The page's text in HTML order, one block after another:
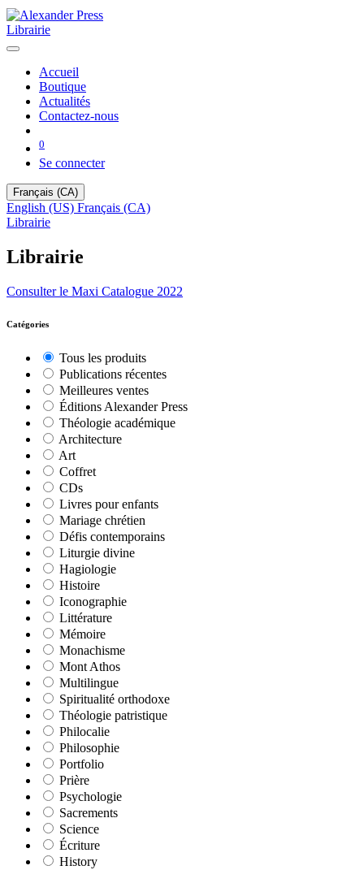
Librairie
Accueil
Boutique
Actualités
Contactez-nous
0
Se connecter
Français (CA)
English (US) Français (CA)
Librairie
Librairie
Consulter le Maxi Catalogue 2022
Catégories
Tous les produits
Publications récentes
Meilleures ventes
Éditions Alexander Press
Théologie académique
Architecture
Art
Coffret
CDs
Livres pour enfants
Mariage chrétien
Défis contemporains
Liturgie divine
Hagiologie
Histoire
Iconographie
Littérature
Mémoire
Monachisme
Mont Athos
Multilingue
Spiritualité orthodoxe
Théologie patristique
Philocalie
Philosophie
Portfolio
Prière
Psychologie
Sacrements
Science
Écriture
History